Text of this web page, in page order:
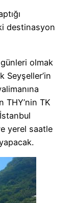
destinasyon
olmak
Seyşeller’in
THY’nin TK
yerel saatle